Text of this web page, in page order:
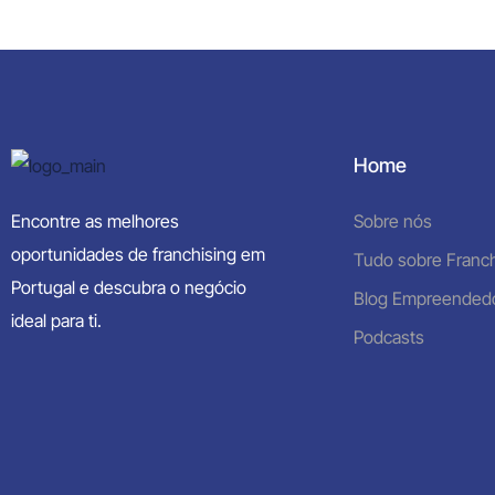
Encontre as melhores
oportunidades de franchising em
Portugal e descubra o negócio
ideal para ti.
Home
Sobre nós
Tudo sobre
Blog
Podcasts